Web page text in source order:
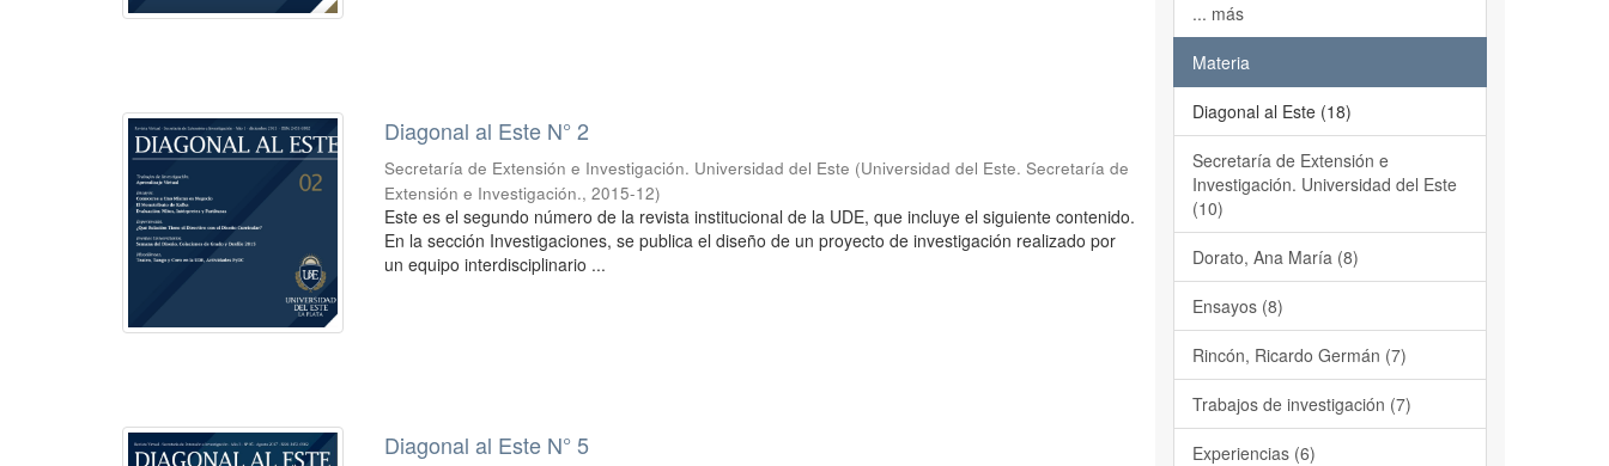
Diagonal al Este N° 2
Secretaría de Extensión e Investigación. Universidad del Este (Universidad del Este. Secretaría de
Extensión e Investigación.,2015-12)
Este es el segundo número de la revista institucional de la UDE, que incluye el siguiente contenido.
En la sección Investigaciones, se publica el diseño de un proyecto de investigación realizado por
un equipo interdisciplinario ...
Diagonal al Este N° 5
... más
Materia
Diagonal al Este (18)
Secretaría de Extensión e
Investigación. Universidad del Este
(10)
Dorato, Ana María (8)
Ensayos (8)
Rincón, Ricardo Germán (7)
Trabajos de investigación (7)
Experiencias (6)